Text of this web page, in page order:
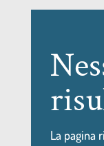
La pagina